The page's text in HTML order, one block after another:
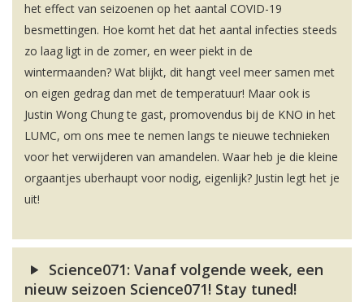
het effect van seizoenen op het aantal COVID-19
besmettingen. Hoe komt het dat het aantal infecties steeds
zo laag ligt in de zomer, en weer piekt in de
wintermaanden? Wat blijkt, dit hangt veel meer samen met
on eigen gedrag dan met de temperatuur! Maar ook is
Justin Wong Chung te gast, promovendus bij de KNO in het
LUMC, om ons mee te nemen langs te nieuwe technieken
voor het verwijderen van amandelen. Waar heb je die kleine
orgaantjes uberhaupt voor nodig, eigenlijk? Justin legt het je
uit!
Science071: Vanaf volgende week, een
nieuw seizoen Science071! Stay tuned!